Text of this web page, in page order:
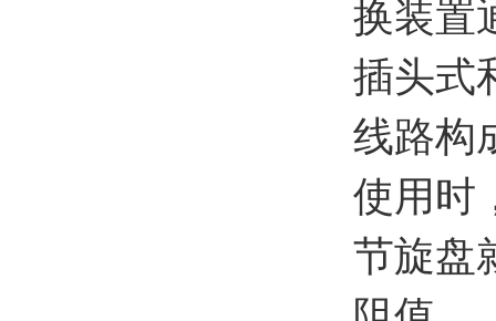
换装置
插头式
线路构
使用时
节旋盘